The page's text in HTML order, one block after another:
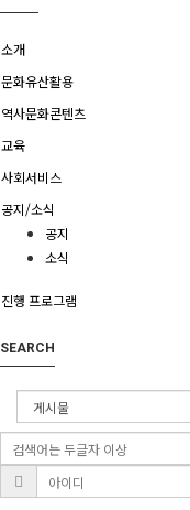
소개
문화유산활용
역사문화콘텐츠
교육
사회서비스
공지/소식
공지
소식
진행 프로그램
SEARCH